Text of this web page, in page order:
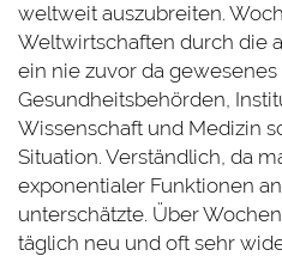
weltweit auszubreiten.
Weltwirtschaften durch die
ein nie zuvor da gewesenes
Gesundheitsbehörden,
Wissenschaft und Medizin
Situation. Verständlich, da
exponentialer Funktionen
unterschätzte. Über
täglich neu und oft sehr